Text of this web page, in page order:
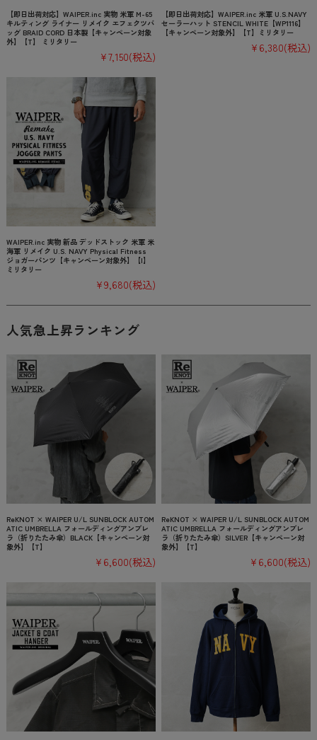
【即日出荷対応】WAIPER.inc 実物 米軍 M-65
キルティング ライナー リメイク エフェクツバ
ッグ BRAID CORD 日本製【キャンペーン対象
外】【T】 ミリタリー
¥7,150(税込)
【即日出荷対応】WAIPER.inc 米軍 U.S.NAVY
セーラーハット STENCIL WHITE【WP1116】
【キャンペーン対象外】【T】ミリタリー
¥6,380(税込)
WAIPER.inc 実物 新品 デッドストック 米軍 米
海軍 リメイク U.S. NAVY Physical Fitness
ジョガーパンツ【キャンペーン対象外】【I】
ミリタリー
¥9,680(税込)
人気急上昇ランキング
ReKNOT × WAIPER U/L SUNBLOCK AUTOM
ATIC UMBRELLA フォールディングアンブレ
ラ（折りたたみ傘）BLACK【キャンペーン対
象外】【T】
¥6,600(税込)
ReKNOT × WAIPER U/L SUNBLOCK AUTOM
ATIC UMBRELLA フォールディングアンブレ
ラ（折りたたみ傘）SILVER【キャンペーン対
象外】【T】
¥6,600(税込)